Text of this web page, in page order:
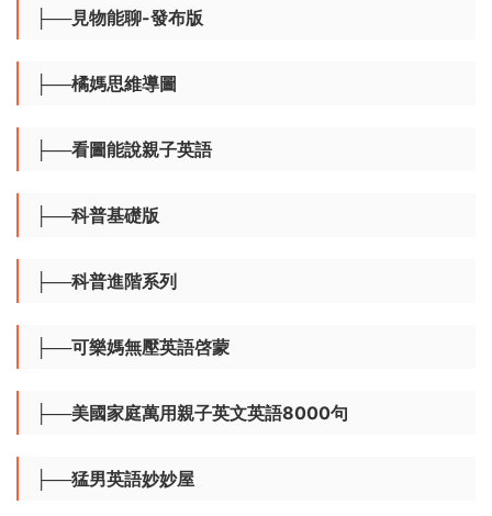
├──兒童日常生活英語800句
├──漢堡媽玩轉親子英語
├──家庭口語100句
├──見物能聊-發布版
├──橘媽思維導圖
├──看圖能說親子英語
├──科普基礎版
├──科普進階系列